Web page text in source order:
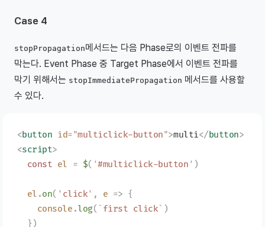
Case 4
stopPropagation메서드는 다음 Phase로의 이벤트 전파를
막는다. Event Phase 중 Target Phase에서 이벤트 전파를
막기 위해서는 stopImmediatePropagation 메서드를 사용할
수 있다.
<button id="multiclick-button">multi</button>
<script>
  const
el = $( '#multiclick-button ' )
  el
.on( ' click' , e => {
    console
.log( ` first click` )
  })